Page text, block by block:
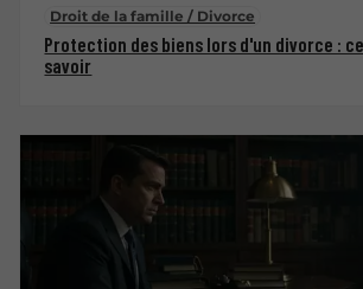
Droit de la famille / Divorce
Protection des biens lors d'un divorce :
savoir